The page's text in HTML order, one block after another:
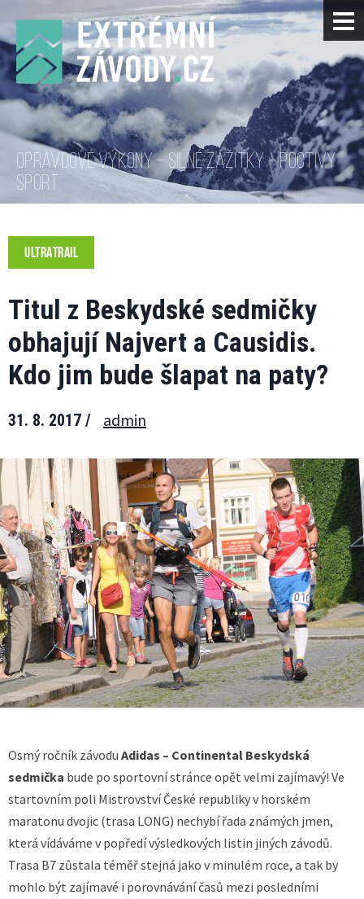
OPRAVDOVÉ VÝKONY – SILNÉ ZÁŽITKY – POCTIVÝ
SPORT
ULTRATRAIL
Titul z Beskydské sedmičky
obhajují Najvert a Causidis.
Kdo jim bude šlapat na paty?
31. 8. 2017 / admin
Osmý ročník závodu Adidas – Continental Beskydská
sedmička bude po sportovní stránce opět velmi zajímavý! Ve
startovním poli Mistrovství České republiky v horském
maratonu dvojic (trasa LONG) nechybí řada známých jmen,
která vídáváme v popředí výsledkových listin jiných závodů.
Trasa B7 zůstala téměř stejná jako v minulém roce, a tak by
mohlo být zajímavé i porovnávání časů mezi posledními